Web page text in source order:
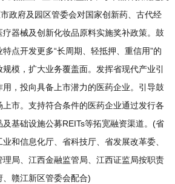
政府及园区管委会对国家创新药、古代经
器械及创新化妆品原料实施奖补政策。鼓
点开发更多“长周期、轻抵押、重信用”的
模，扩大业务覆盖面。发挥省现代产业引
，投向具备上市潜力的医药企业。引导鼓
市。支持符合条件的医药企业通过发行各
基础设施公募REITs等拓宽融资渠道。(省
和信息化厅、省科技厅、省发展改革委、
局、江西金融监管局、江西证监局按职责
赣江新区管委会配合)